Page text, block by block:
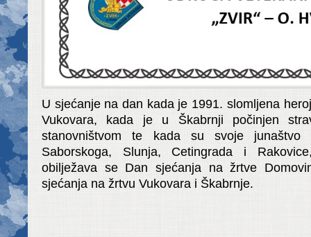
U sjećanje na dan kada je 1991. slomljena
Vukovara, kada je u Škabrnji počinjen
stanovništvom te kada su svoje junaštvo
Saborskoga, Slunja, Cetingrada i
obilježava se Dan sjećanja na žrtve
sjećanja na žrtvu Vukovara i Škabrnje.